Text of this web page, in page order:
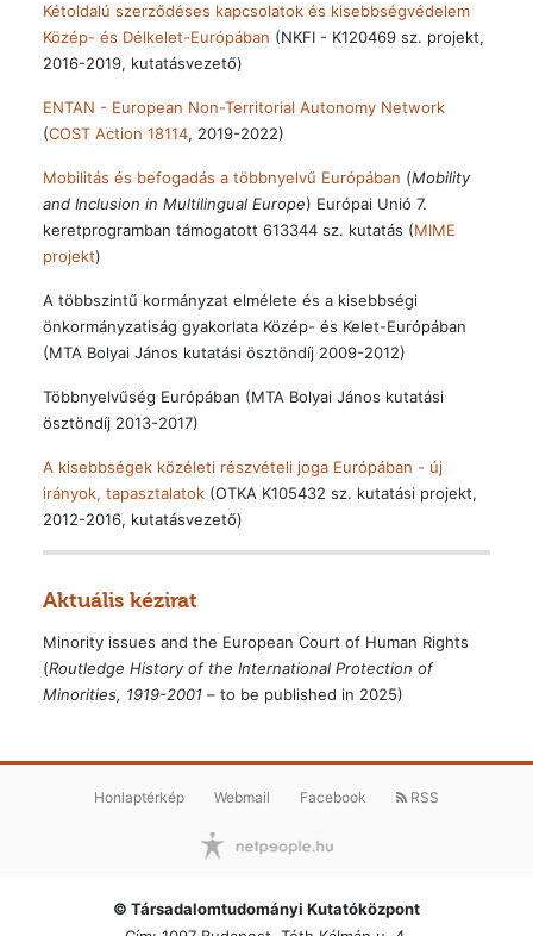
Kétoldalú szerződéses kapcsolatok és kisebbségvédelem
Közép- és Délkelet-Európában (NKFI - K120469 sz. projekt,
2016-2019, kutatásvezető)
ENTAN - European Non-Territorial Autonomy Network
(COST Action 18114, 2019-2022)
Mobilitás és befogadás a többnyelvű Európában (Mobility
and Inclusion in Multilingual Europe) Európai Unió 7.
keretprogramban támogatott 613344 sz. kutatás (MIME
projekt)
A többszintű kormányzat elmélete és a kisebbségi
önkormányzatiság gyakorlata Közép- és Kelet-Európában
(MTA Bolyai János kutatási ösztöndíj 2009-2012)
Többnyelvűség Európában (MTA Bolyai János kutatási
ösztöndíj 2013-2017)
A kisebbségek közéleti részvételi joga Európában - új
irányok, tapasztalatok (OTKA K105432 sz. kutatási projekt,
2012-2016, kutatásvezető)
Aktuális kézirat
Minority issues and the European Court of Human Rights
(Routledge History of the International Protection of
Minorities, 1919-2001– to be published in 2025)
Honlaptérkép Webmail Facebook RSS
© Társadalomtudományi Kutatóközpont